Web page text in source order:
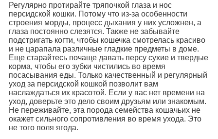
Регулярно протирайте тряпочкой глаза и нос
персидской кошки. Потому что из-за особенности
строения морды, процесс дыхания у них усложнен, а
глаза постоянно слезятся. Также не забывайте
подстригать когти, чтобы кошечка смотрелась красиво
и не царапала различные гладкие предметы в доме.
Еще старайтесь почаще давать персу сухие и твердые
корма, чтобы его зубки чистились во время
посасывания еды. Только качественный и регулярный
уход за персидской кошкой позволит вам
наслаждаться их красотой. Если у вас нет времени на
уход, доверьте это дело своим друзьям или знакомым.
Не переживайте, эта порода семейства кошачьих не
окажет сильного сопротивления во время ухода. Это
не того поля ягода.